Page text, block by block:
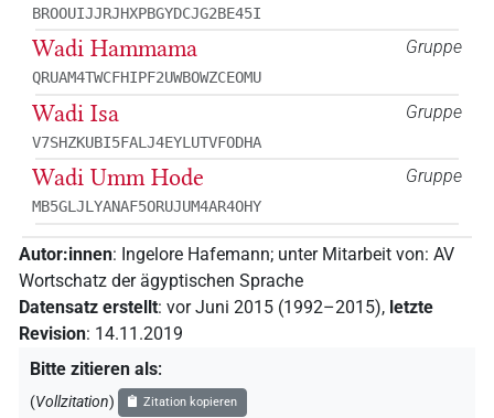
BROOUIJJRJHXPBGYDCJG2BE45I
Gruppe
Wadi Hammama
QRUAM4TWCFHIPF2UWBOWZCEOMU
Gruppe
Wadi Isa
V7SHZKUBI5FALJ4EYLUTVFODHA
Gruppe
Wadi Umm Hode
MB5GLJLYANAF5ORUJUM4AR4OHY
Autor:innen: Ingelore Hafemann; unter Mitarbeit von: AV
Wortschatz der ägyptischen Sprache
Datensatz erstellt: vor Juni 2015 (1992–2015), letzte
Revision: 14.11.2019
Bitte zitieren als:
(Vollzitation) Zitation kopieren